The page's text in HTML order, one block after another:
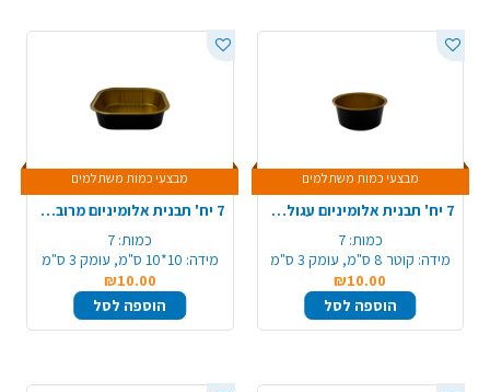
מבצעי כמות משתלמים
7 יח' תבנית אלומיניום עגולה למאפינס - שחור זהב
כמות: 7
מידה: קוטר 8 ס"מ, עומק 3 ס"מ
₪10.00
הוספה לסל
מבצעי כמות משתלמים
7 יח' תבנית אלומיניום מרובעת - שחור זהב
כמות: 7
מידה: 10*10 ס"מ, עומק 3 ס"מ
₪10.00
הוספה לסל